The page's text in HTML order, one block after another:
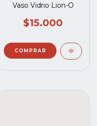
Vaso Vidrio Lion-O
$15.000